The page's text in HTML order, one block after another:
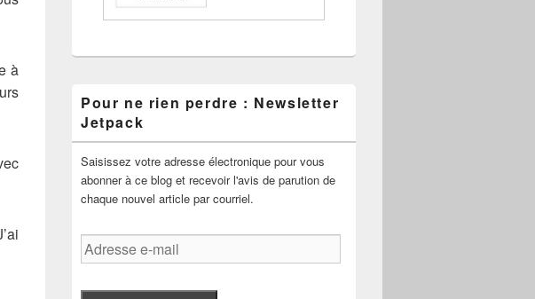
à
Pour ne rien perdre : Newsletter
Jetpack
Saisissez votre adresse électronique pour vous
abonner à ce blog et recevoir l'avis de parution de
chaque nouvel article par courriel.
Adresse
e-